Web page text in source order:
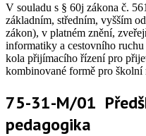
V souladu s § 60j zákona č.
základním, středním, vyšším
zákon), v platném znění,
informatiky a cestovního
kola přijímacího řízení pro
kombinované formě pro školní
75-31-M/01
pedagogika